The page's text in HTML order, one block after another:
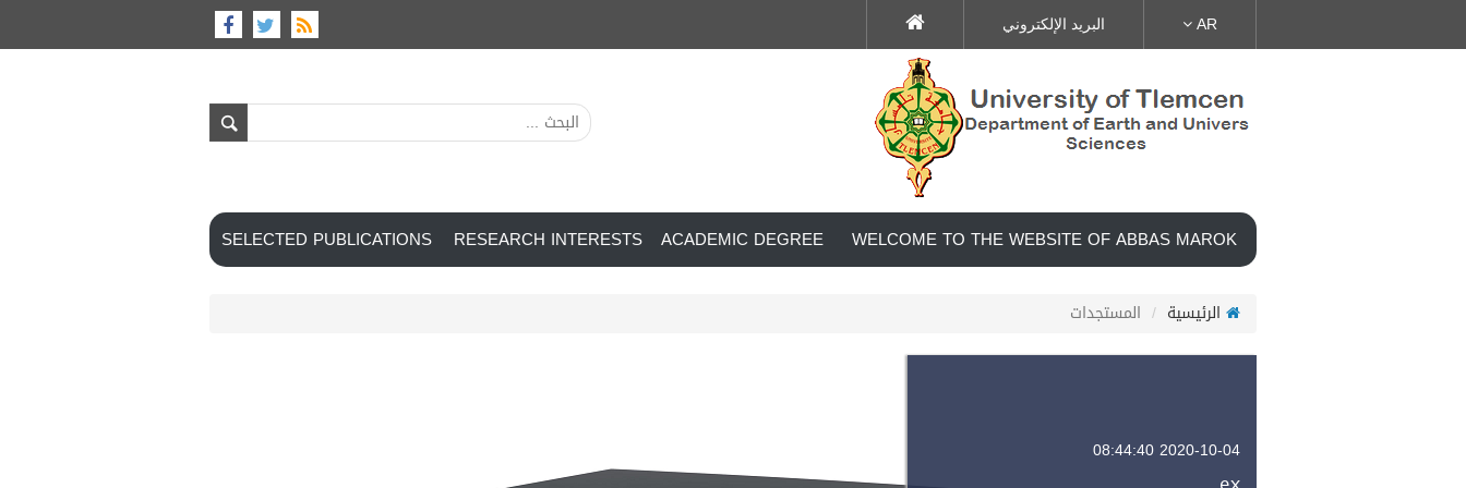
AR البريد الإلكتروني
WELCOME TO THE WEBSITE OF ABBAS MAROK
ACADEMIC DEGREE
RESEARCH INTERESTS
SELECTED PUBLICATIONS
الرئيسية المستجدات
2020-10-04 08:44:40